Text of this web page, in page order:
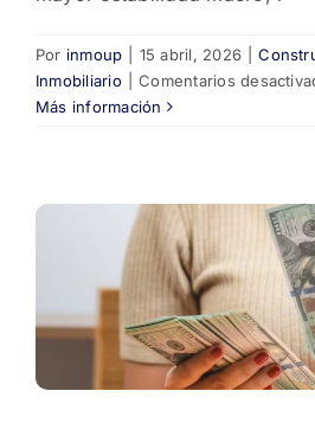
Por inmoup 15 abril, 2026
Inmobiliario
Comentarios
Más información